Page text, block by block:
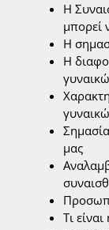
Η
μπορεί
Η
Η
μας
Τι